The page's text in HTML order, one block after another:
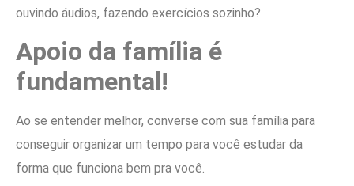
ouvindo áudios, fazendo exercícios sozinho?
Apoio da família é
fundamental!
Ao se entender melhor, converse com sua família para
conseguir organizar um tempo para você estudar da
forma que funciona bem pra você.